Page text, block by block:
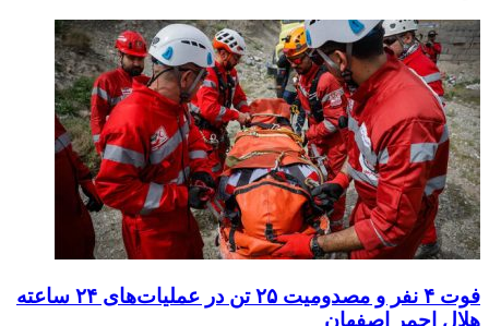
فوت ۴ نفر و مصدومیت ۲۵ تن در عملیات‌های ۲۴ ساعته
هلال احمر اصفهان